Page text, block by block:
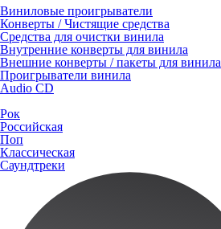
Виниловые проигрыватели
Конверты / Чистящие средства
Средства для очистки винила
Внутренние конверты для винила
Внешние конверты / пакеты для винила
Проигрыватели винила
Audio CD
Рок
Российская
Поп
Классическая
Саундтреки